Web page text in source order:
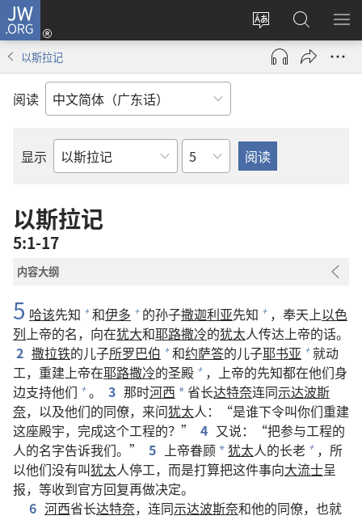
JW.ORG
更
改
网
登
录
（打
搜
索
JW.ORG
显
以斯拉记
阅读
显示
圣
经
卷
章
以斯拉记
5:1-17
内容大纲
5 哈该先知 + 和伊多 + 的孙子撒迦利亚先知 + ，奉天上以色
列上帝的名，向在犹大和耶路撒冷的犹太人传达上帝的话。
2 撒拉铁的儿子所罗巴伯 + 和约萨答的儿子耶书亚 + 就动
工，重建上帝在耶路撒冷的圣殿 + ，上帝的先知都在他们身
边支持他们 + 。 3 那时河西 *省长达特奈连同示达波斯
奈，以及他们的同僚，来问犹太人：“是谁下令叫你们重建
这座殿宇，完成这个工程的？”
4 又说：“把参与工程的
人的名字告诉我们。”
5 上帝眷顾 * 犹太人的长老 + ，所
以他们没有叫犹太人停工，而是打算把这件事向大流士呈
报，等收到官方回复再做决定。
6 河西省长达特奈，连同示达波斯奈和他的同僚，也就